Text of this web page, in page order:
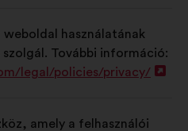
weboldal használatának
szolgál. További információ:
legal/policies/privacy/
amely a felhasználói